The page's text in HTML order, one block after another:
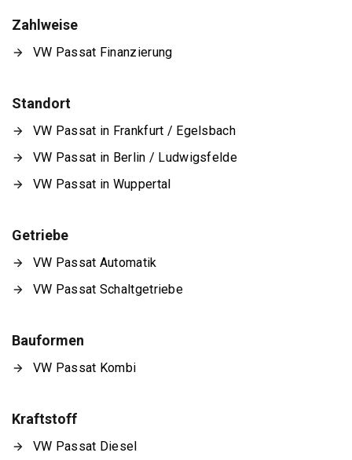
Zahlweise
VW Passat Finanzierung
Standort
VW Passat in Frankfurt / Egelsbach
VW Passat in Berlin / Ludwigsfelde
VW Passat in Wuppertal
Getriebe
VW Passat Automatik
VW Passat Schaltgetriebe
Bauformen
VW Passat Kombi
Kraftstoff
VW Passat Diesel